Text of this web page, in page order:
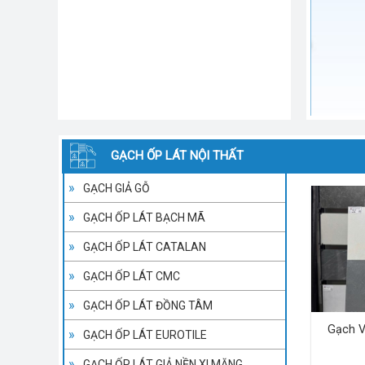
GẠCH ỐP LÁT NỘI THẤT
GẠCH GIẢ GỖ
GẠCH ỐP LÁT BẠCH MÃ
GẠCH ỐP LÁT CATALAN
GẠCH ỐP LÁT CMC
GẠCH ỐP LÁT ĐỒNG TÂM
GẠCH ỐP LÁT EUROTILE Gạch